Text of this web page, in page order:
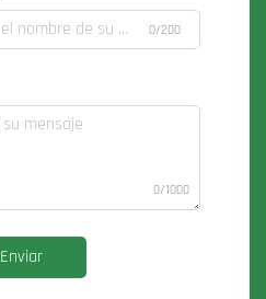
0/200
0/1000
Enviar